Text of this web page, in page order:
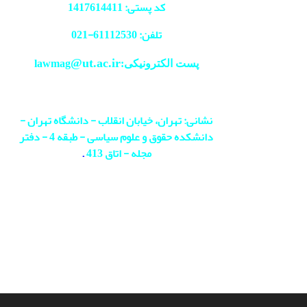
کد پستی: 1417614411
تلفن: 61112530-
021
پست الکترونیکی:lawmag@ut.ac.ir
نشانی: تهران، خیابان انقلاب - دانشگاه تهران -
دانشکده حقوق و علوم سیاسی - طبقه 4 - دفتر
مجله - اتاق 413
.